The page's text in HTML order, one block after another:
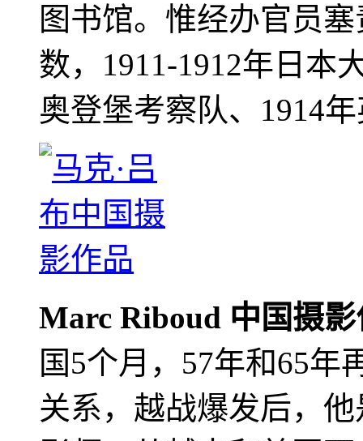
图书馆。惟经办官员
数，1911-1912年日本
奥登堡考察队、1914
Marc Riboud 中国摄
国5个月，57年和65年
关系，越战爆发后，